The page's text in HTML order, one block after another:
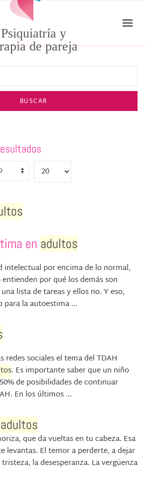
Psiquiatría y
de pareja
BUSCAR
en adultos
intelectual por encima de lo normal,
por qué los demás son
lista de tareas y ellos no. Y eso,
para la autoestima ...
redes sociales el tema del TDAH
. Es importante saber que un niño
de posibilidades de continuar
En los últimos ...
adultos
que da vueltas en tu cabeza. Esa
levantas. El temor a perderte, a dejar
la desesperanza. La vergüenza